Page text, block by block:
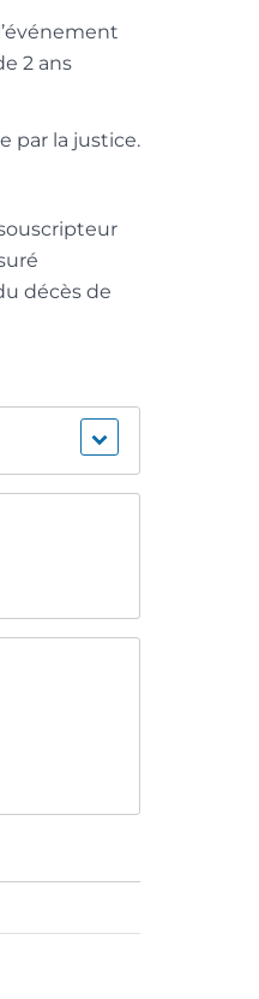
2 ans
par la justice.
décès de